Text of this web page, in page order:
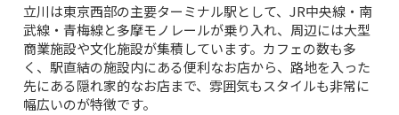
立川は東京西部の主要ターミナル駅として、JR中央線・南
武線・青梅線と多摩モノレールが乗り入れ、周辺には大型
商業施設や文化施設が集積しています。カフェの数も多
く、駅直結の施設内にある便利なお店から、路地を入った
先にある隠れ家的なお店まで、雰囲気もスタイルも非常に
幅広いのが特徴です。